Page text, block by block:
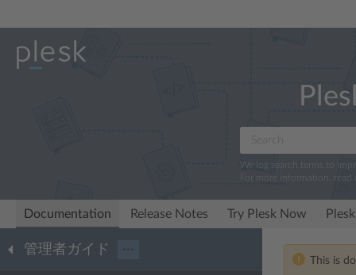
We log search terms to
For more information,
Documentation Release Notes Try Plesk Now
管理者ガイド ···
This is